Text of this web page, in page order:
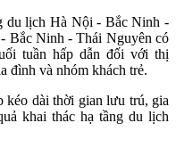
du lịch Hà Nội - Bắc Ninh -
Bắc Ninh - Thái Nguyên có
tuần hấp dẫn đối với thị
đình và nhóm khách trẻ.
kéo dài thời gian lưu trú, gia
khai thác hạ tầng du lịch